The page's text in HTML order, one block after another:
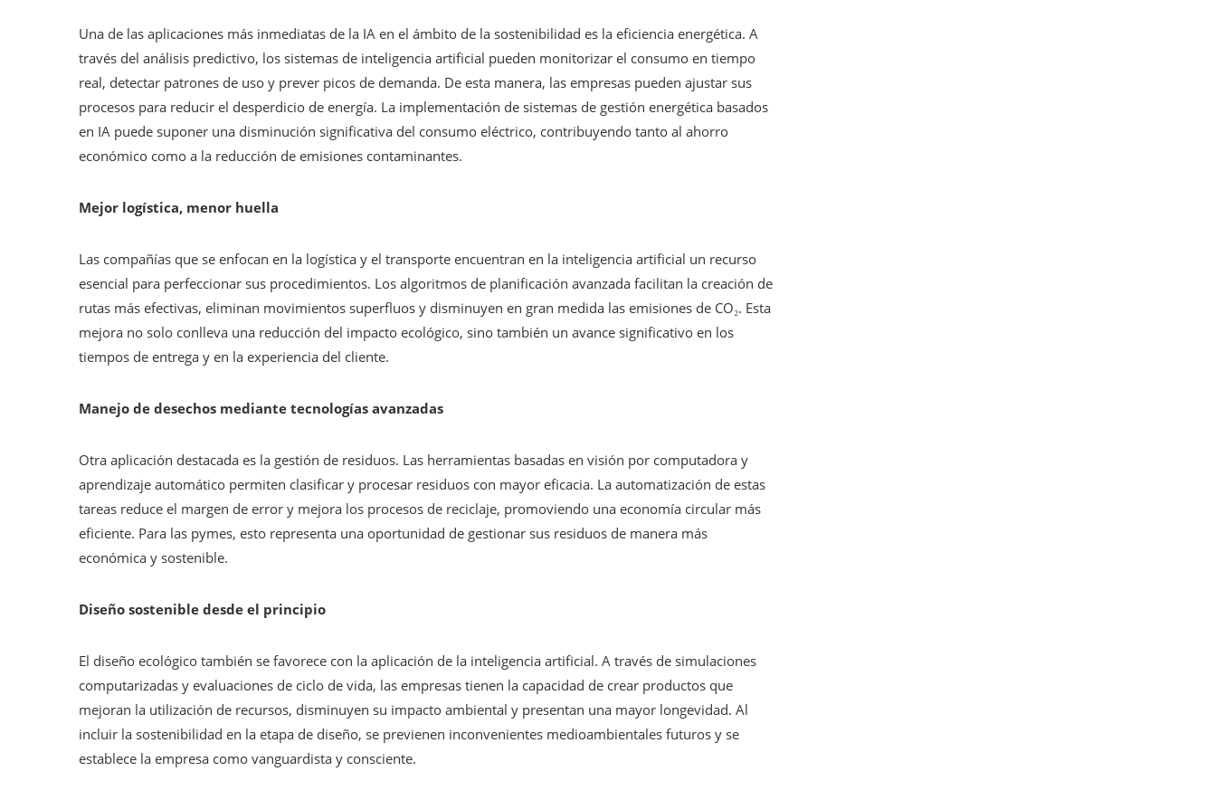
Una de las aplicaciones más inmediatas de la IA en el ámbito de la sostenibilidad es la eficiencia energética. A
través del análisis predictivo, los sistemas de inteligencia artificial pueden monitorizar el consumo en tiempo
real, detectar patrones de uso y prever picos de demanda. De esta manera, las empresas pueden ajustar sus
procesos para reducir el desperdicio de energía. La implementación de sistemas de gestión energética basados
en IA puede suponer una disminución significativa del consumo eléctrico, contribuyendo tanto al ahorro
económico como a la reducción de emisiones contaminantes.
Mejor logística, menor huella
Las compañías que se enfocan en la logística y el transporte encuentran en la inteligencia artificial un recurso
esencial para perfeccionar sus procedimientos. Los algoritmos de planificación avanzada facilitan la creación de
rutas más efectivas, eliminan movimientos superfluos y disminuyen en gran medida las emisiones de CO₂. Esta
mejora no solo conlleva una reducción del impacto ecológico, sino también un avance significativo en los
tiempos de entrega y en la experiencia del cliente.
Manejo de desechos mediante tecnologías avanzadas
Otra aplicación destacada es la gestión de residuos. Las herramientas basadas en visión por computadora y
aprendizaje automático permiten clasificar y procesar residuos con mayor eficacia. La automatización de estas
tareas reduce el margen de error y mejora los procesos de reciclaje, promoviendo una economía circular más
eficiente. Para las pymes, esto representa una oportunidad de gestionar sus residuos de manera más
económica y sostenible.
Diseño sostenible desde el principio
El diseño ecológico también se favorece con la aplicación de la inteligencia artificial. A través de simulaciones
computarizadas y evaluaciones de ciclo de vida, las empresas tienen la capacidad de crear productos que
mejoran la utilización de recursos, disminuyen su impacto ambiental y presentan una mayor longevidad. Al
incluir la sostenibilidad en la etapa de diseño, se previenen inconvenientes medioambientales futuros y se
establece la empresa como vanguardista y consciente.